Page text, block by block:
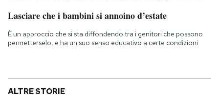
Lasciare che i bambini si annoino d’estate
È un approccio che si sta diffondendo tra i genitori che possono
permetterselo, e ha un suo senso educativo a certe condizioni
ALTRE STORIE